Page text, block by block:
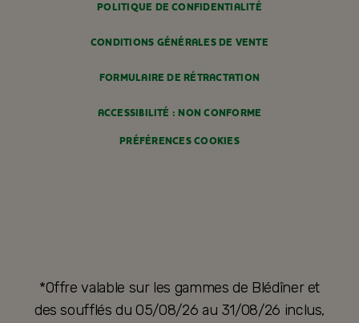
POLITIQUE DE CONFIDENTIALITÉ
CONDITIONS GÉNÉRALES DE VENTE
FORMULAIRE DE RÉTRACTATION
ACCESSIBILITÉ : NON CONFORME
PRÉFÉRENCES COOKIES
*Offre valable sur les gammes de Blédîner et
des soufflés du 05/08/26 au 31/08/26 inclus,